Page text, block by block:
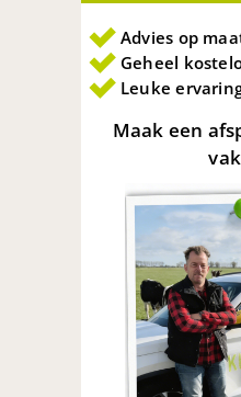
Advies op
Geheel
Leuke
Maak een